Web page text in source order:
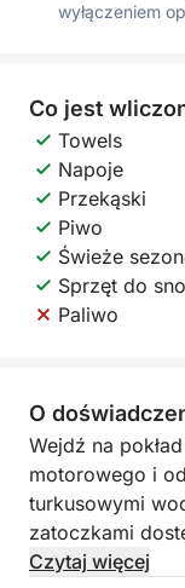
wyłączeniem
Co jest
Towels
Napoje
Przekąski
Piwo
Świeże
Sprzęt do
Paliwo
O
Wejdź na
motorowego i
turkusowymi
zatoczkami
inclusive oferuje
Czytaj więcej